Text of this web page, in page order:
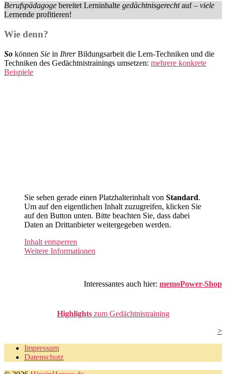
Berufspädagoge bereitet Lerninhalte gedächtnisgerechtauf – viele
Lernende profitieren!
Wie denn?
So können Sie in IhrerBildungsarbeit die Lern-Techniken und die
Techniken des Gedächtnistrainings umsetzen: mehrere konkrete
Beispiele
Sie sehen gerade einen Platzhalterinhalt von Standard.
Um auf den eigentlichen Inhalt zuzugreifen, klicken Sie
auf den Button unten. Bitte beachten Sie, dass dabei
Daten an Drittanbieter weitergegeben werden.
Inhalt entsperren
Weitere Informationen
Interessantes auch hier: memoPower-Shop
Highlightszum Gedächtnistraining
>
Impressum
Datenschutz